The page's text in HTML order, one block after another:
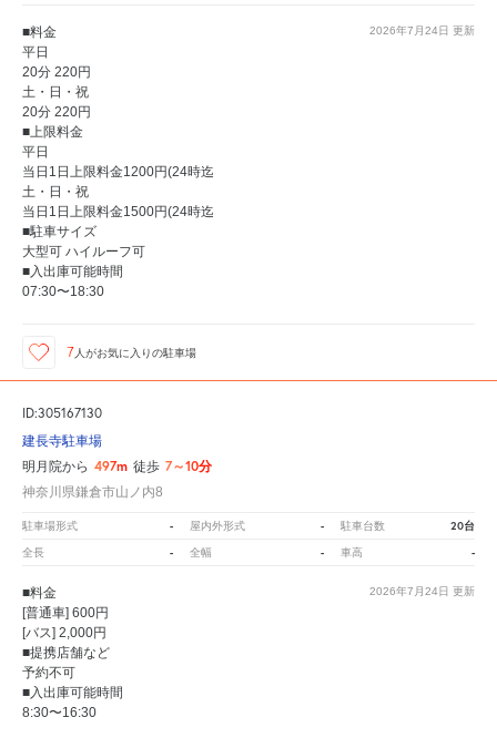
2026年7月24日 更新
■料金
平日
20分 220円
土・日・祝
20分 220円
■上限料金
平日
当日1日上限料金1200円(24時迄
土・日・祝
当日1日上限料金1500円(24時迄
■駐車サイズ
大型可 ハイルーフ可
■入出庫可能時間
07:30〜18:30
7 人がお気に入りの駐車場
ID:305167130
建長寺駐車場
明月院から 497m 徒歩 7～10分
神奈川県鎌倉市山ノ内8
駐車場形式 - 屋内外形式 - 駐車台数 20台
全長 - 全幅 - 車高 -
2026年7月24日 更新
■料金
[普通車] 600円
[バス] 2,000円
■提携店舗など
予約不可
■入出庫可能時間
8:30〜16:30